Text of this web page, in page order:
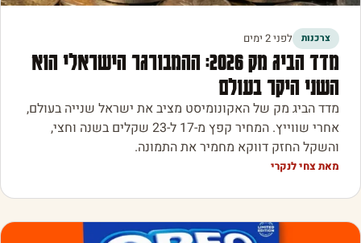
צרכנות לפני 2 ימים
מדד הביג מק 2026: ההמבורגר הישראלי הוא
השני היקר בעולם
מדד הביג מק של האקונומיסט מציב את ישראל שנייה בעולם,
אחרי שווייץ. המחיר קפץ מ-17 ל-23 שקלים בשנה וחצי,
והשקל החזק דווקא מחמיר את התמונה.
מאת צחי לנקרי